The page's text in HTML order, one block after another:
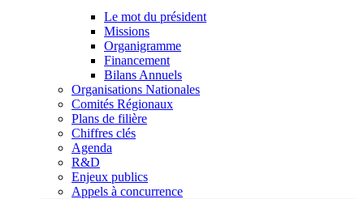
Le mot du président
Missions
Organigramme
Financement
Bilans Annuels
Organisations Nationales
Comités Régionaux
Plans de filière
Chiffres clés
Agenda
R&D
Enjeux publics
Appels à concurrence